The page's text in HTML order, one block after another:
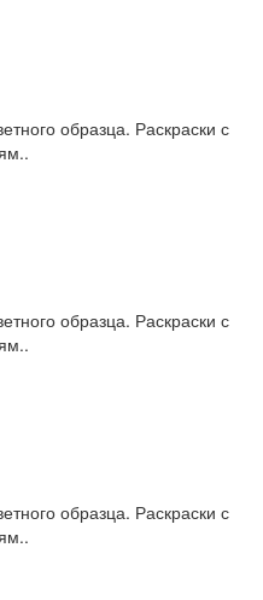
образца. Раскраски с
образца. Раскраски с
образца. Раскраски с